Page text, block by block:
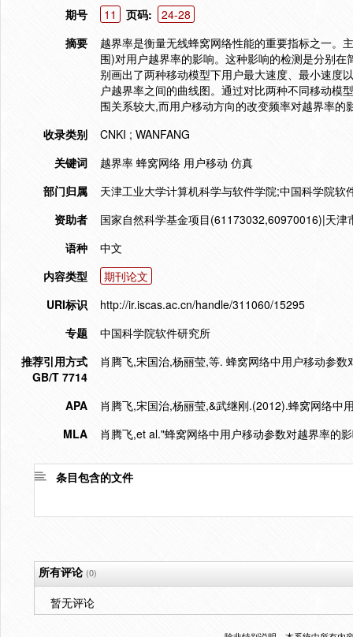
期号
11 页码:
24-28
摘要
越界率是衡量无线蜂窝网络性能的重要指标之一。
围)对用户越界率的影响。这种影响的检测是分别
别画出了两种移动模型下用户最大速度、最小速度
户越界率之间的曲线图。通过对比两种不同移动模
围关系较大,而用户移动方向的改变频率对越界率的
收录类别
CNKI ; WANFANG
关键词
越界率 蜂窝网络 用户移动 仿真
部门归属
天津工业大学计算机科学与软件学院;中国科学院
资助者
国家自然科学基金项目(61173032,60970016)|天
语种
中文
内容类型
期刊论文
URI标识
http://ir.iscas.ac.cn/handle/311060/15295
专题
中国科学院软件研究所
推荐引用方式
GB/T 7714
肖腾飞,宋国治,杨丽莹,等. 蜂窝网络中用户移动参
APA
肖腾飞,宋国治,杨丽莹,&武继刚.(2012).蜂窝网络中
MLA
肖腾飞,et al."蜂窝网络中用户移动参数对越界率的
条目包含的文件
所有评论(0)
暂无评论